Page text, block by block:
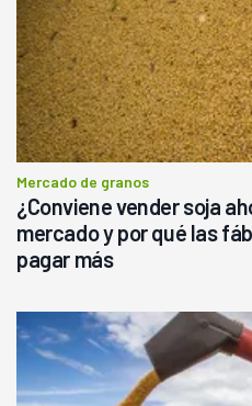
Mercado de granos
¿Conviene vender soja
mercado y por qué las
pagar más